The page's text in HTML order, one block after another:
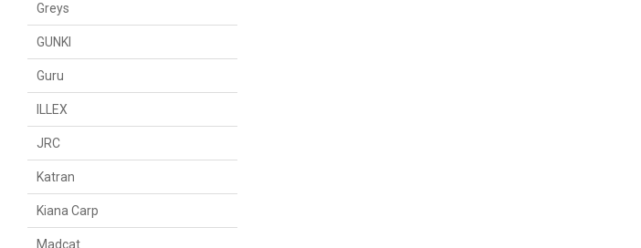
Greys
GUNKI
Guru
ILLEX
JRC
Katran
Kiana Carp
Madcat